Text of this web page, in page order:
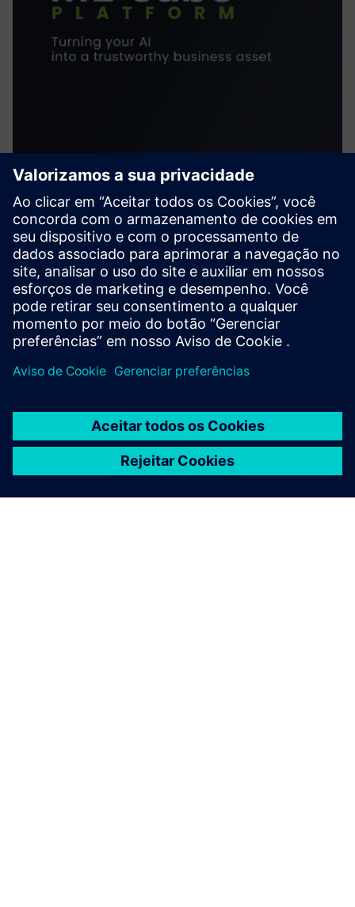
ML cube Platform
ML cube Platform is an AI supervision app ensuring AI
models on Siemens Industrial Edge stay reliable. It detects
data and model drift, flags behavior changes impacting
quality, and generates explainability reports to identify
and...
Saiba mais